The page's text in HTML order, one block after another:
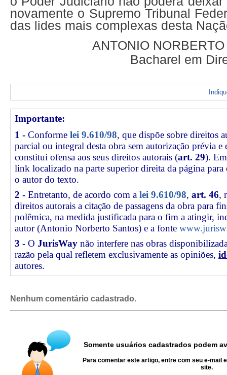
novamente o Supremo Tribunal
das lides mais complexas desta
ANTONIO
Bacharel em
Importante:
1 - Conforme lei 9.610/98, que dispõe sobre direitos
parcial ou integral desta obra sem autorização prévia e
constitui ofensa aos seus direitos autorais (art. 29).
link localizado na parte superior direita da página
o autor do texto.
2 - Entretanto, de acordo com a lei 9.610/98, art. 46,
direitos autorais a citação de passagens da obra para
polêmica, na medida justificada para o fim a atingir,
autor (Antonio Norberto Santos) e a fonte
3 - O JurisWay não interfere nas obras
razão pela qual refletem exclusivamente as opiniões,
autores.
Nenhum comentário cadastrado.
Somente usuários cadastrados podem
Para comentar este artigo, entre com seu e-mail
site.